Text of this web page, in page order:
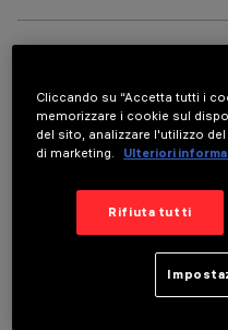
DATI TECNICI
ULTIMO AGGIORNAMENTO: 06/
Cliccando su “Accetta tutti i
memorizzare i cookie sul
del sito, analizzare l'utilizzo
di marketing.
Ulteriori
Rifiuta tutti